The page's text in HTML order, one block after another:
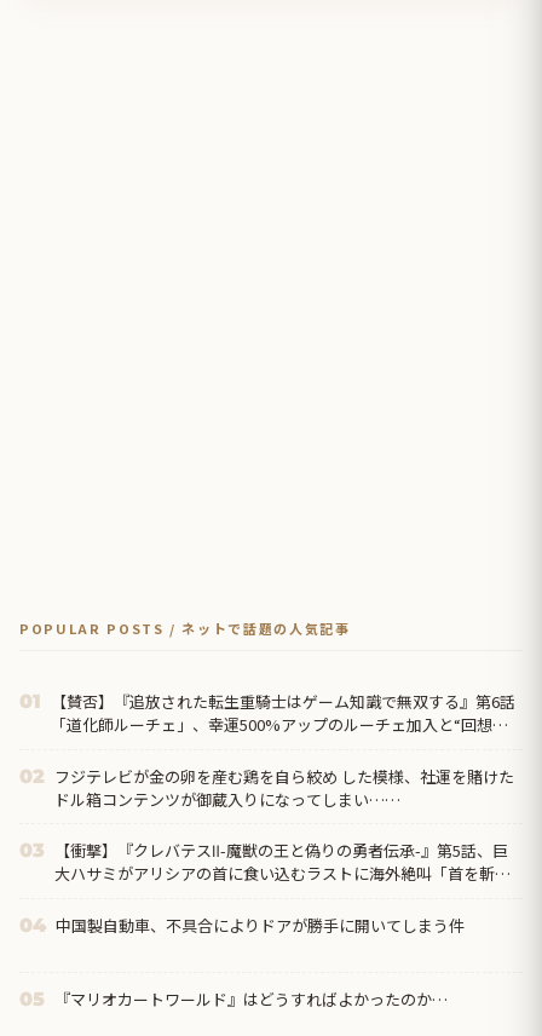
POPULAR POSTS / ネットで話題の人気記事
01
【賛否】『追放された転生重騎士はゲーム知識で無双する』第6話
「道化師ルーチェ」、幸運500%アップのルーチェ加入と“回想の
02 フジテレビが金の卵を産む鶏を自ら絞め した模様、社運を賭けた
ドル箱コンテンツが御蔵入りになってしまい……
03
【衝撃】『クレバテスⅡ-魔獣の王と偽りの勇者伝承-』第5話、巨
大ハサミがアリシアの首に食い込むラストに海外絶叫「首を斬り
04 中国製自動車、不具合によりドアが勝手に開いてしまう件
05 『マリオカートワールド』はどうすればよかったのか…